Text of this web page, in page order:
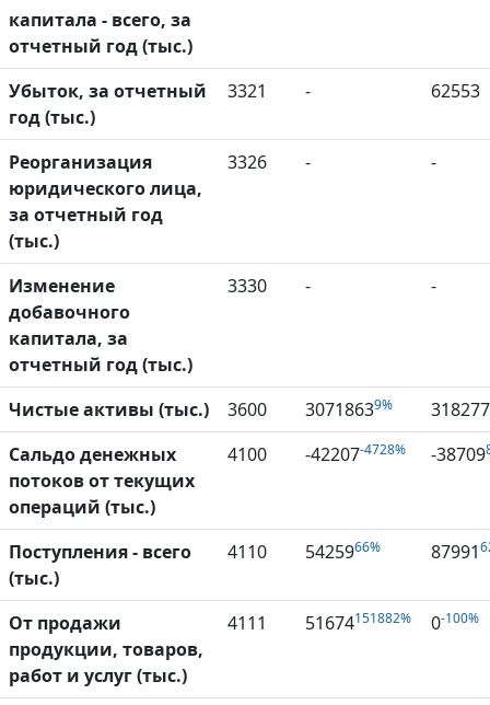
капитала - всего, за
отчетный год (тыс.)
Убыток, за отчетный
год (тыс.)
3321 - 62553
Реорганизация
юридического лица,
за отчетный год
(тыс.)
3326 - -
Изменение
добавочного
капитала, за
отчетный год (тыс.)
3330 - -
Чистые активы (тыс.) 3600 30718639%
Сальдо денежных
потоков от текущих
операций (тыс.)
4100 -42207-4728% -38709
Поступления - всего
(тыс.)
4110 5425966% 87991
От продажи
продукции, товаров,
работ и услуг (тыс.)
4111 51674151882% 0-100%